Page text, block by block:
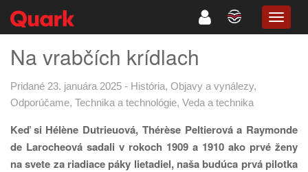
Na vrabčích krídlach
Pridané 23. januára 2025 - História, Objavy a vynálezy,
Odporúčame, Technika a technológie, Veda a technika
Keď si Hélène Dutrieuová, Thérèse Peltierová a Raymonde
de Larocheová sadali v rokoch 1909 a 1910 ako prvé ženy
na svete za riadiace páky lietadiel, naša budúca prvá pilotka